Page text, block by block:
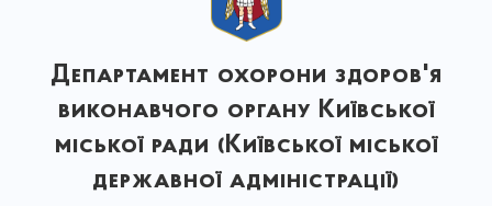
Департамент охорони здоров'я
виконавчого органу Київської
міської ради (Київської міської
державної адміністрації)